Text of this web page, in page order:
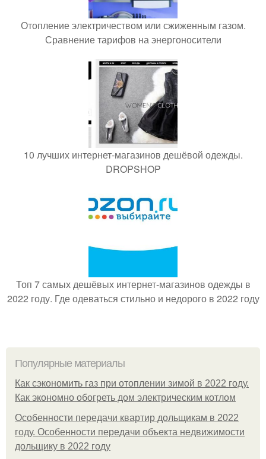
Отопление электричеством или сжиженным газом.
Сравнение тарифов на энергоносители
10 лучших интернет-магазинов дешёвой одежды.
DROPSHOP
Топ 7 самых дешёвых интернет-магазинов одежды в
2022 году. Где одеваться стильно и недорого в 2022 году
Популярные материалы
Как сэкономить газ при отоплении зимой в 2022 году.
Как экономно обогреть дом электрическим котлом
Особенности передачи квартир дольщикам в 2022
году. Особенности передачи объекта недвижимости
дольщику в 2022 году